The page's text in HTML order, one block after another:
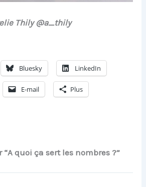
Thily @a_thily
Bluesky LinkedIn
E-mail Plus
quoi ça sert les nombres ?”